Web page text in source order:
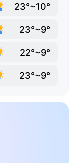
23°~10°
23°~9°
22°~9°
23°~9°